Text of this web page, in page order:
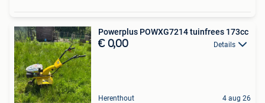
Powerplus POWXG7214 tuinfrees 173cc
€ 0,00 Details
Herenthout 4 aug 26